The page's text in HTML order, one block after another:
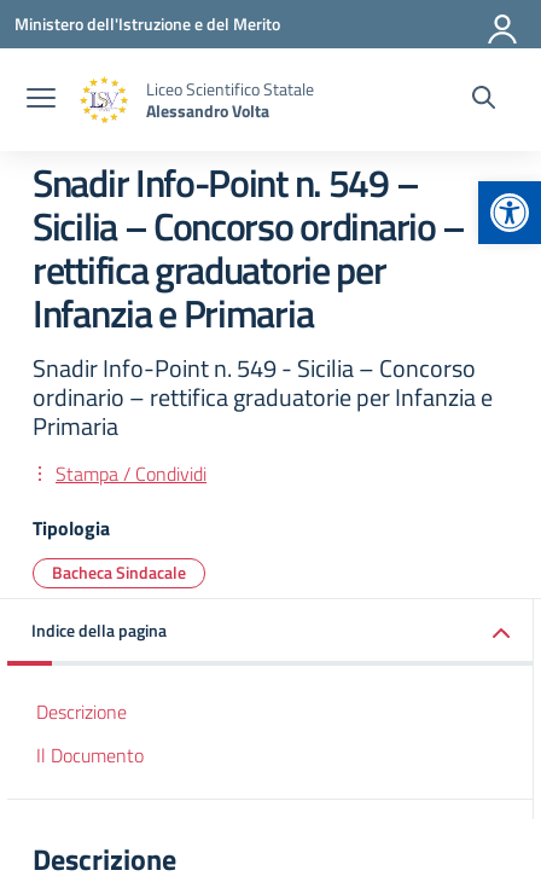
Vai ai contenuti
Vai al menu di navigazione
Vai al footer
Ministero dell'Istruzione e del Merito
Liceo Scientifico Statale
Alessandro Volta
Snadir Info-Point n. 549 –
Sicilia – Concorso ordinario –
rettifica graduatorie per
Infanzia e Primaria
Snadir Info-Point n. 549 - Sicilia – Concorso
ordinario – rettifica graduatorie per Infanzia e
Primaria
Stampa / Condividi
Tipologia
Bacheca Sindacale
Indice della pagina
Descrizione
Il Documento
Descrizione